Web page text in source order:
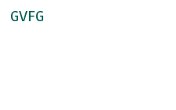
GVFG